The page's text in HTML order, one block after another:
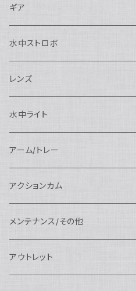
Nauticam
SEA&SEA
Canon用
Nauticam
SEA&SEA
Sony用
Nautciam
SEA&SEA
OM SYSTEM用
Nauticam
AOI
Panasonic用
Nauticam
FUJIFILM用
Nauticam
Nauticam
Nikon用
Canon用
SEA&SEA
Sony用
AOI
Nauticam
N120ドームポート
N120マクロポート
N100エクステンションリング
N100マウントコンバーター
SEA&SEA
ドームポート
マクロポート
AOI
ドームポート
フラットポート
FIX
アクセサリー
Athena
ドームポート
ギア
AOI
OM SYSTEM用
Nauticam
SEA&SEA
水中ストロボ
SEA&SEA
アクセサリー
AOI
アクセサリー
アクセサリー
weefine
アクセサリー
レンズ
マクロコンバージョンレンズ
Nauticam
AOI
ワイドコンバージョンレンズ
Nauticam
AOI
ワイドアングルコンバージョンポート
Nauticam
レンズオプション
AOI
水中ライト
大光量 3000ルーメン以上
リングライト
FIX
オプション
weefine
アーム/トレー
アーム
SEA&SEA
Nauticam
フロートアーム
Nauticam
クランプ
アクションカム
レンズ
AOI
グリップ/トレー/アーム
メンテナンス/その他
SEA&SEA
アウトレット